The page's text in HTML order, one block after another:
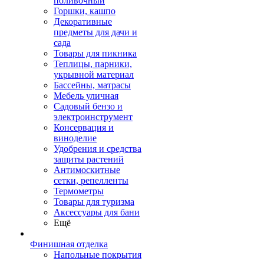
Горшки, кашпо
Декоративные
предметы для дачи и
сада
Товары для пикника
Теплицы, парники,
укрывной материал
Бассейны, матрасы
Мебель уличная
Садовый бензо и
электроинструмент
Консервация и
виноделие
Удобрения и средства
защиты растений
Антимоскитные
сетки, репелленты
Термометры
Товары для туризма
Аксессуары для бани
Ещё
Финишная отделка
Напольные покрытия